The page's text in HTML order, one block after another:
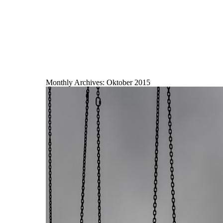
Monthly Archives: Oktober 2015